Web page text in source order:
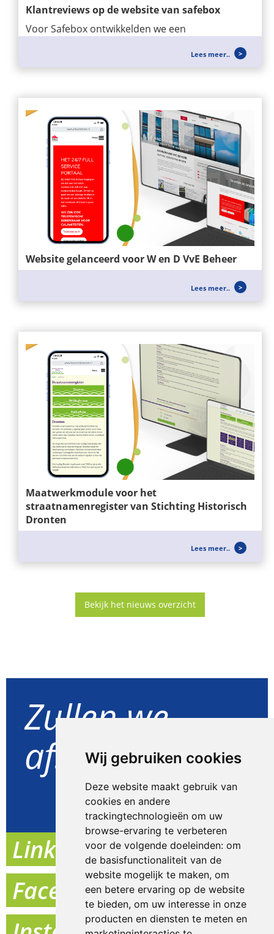
Wij gebruiken cookies
Deze website maakt gebruik van
cookies en andere
trackingtechnologieën om uw
browse-ervaring te verbeteren
voor de volgende doeleinden: om
de basisfunctionaliteit van de
website mogelijk te maken, om
een betere ervaring op de website
te bieden, om uw interesse in onze
producten en diensten te meten en
Klantreviews op de website van safebox
Voor Safebox ontwikkelden we een
Lees meer..
Website gelanceerd voor W en D VvE Beheer
Voor W&D VvE BEHEER hebben wij een nieuwe
website mogen opzetten, zei richten...Lees meer..
Maatwerkmodule voor het
straatnamenregister van Stichting Historisch
Dronten
Wij ontwikkelen niet alleen websites, maar ook
Lees meer..
Bekijk het nieuws overzicht
Zullen we
afspreken?
Goed idee
Linkedin
Facebook